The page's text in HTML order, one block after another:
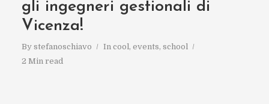
gli ingegneri gestionali di
Vicenza!
By stefanoschiavo In cool, events, school
2 Min read